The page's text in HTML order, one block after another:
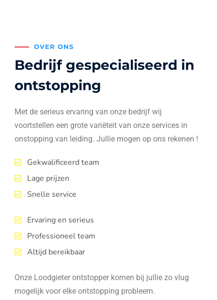
OVER ONS
Bedrijf gespecialiseerd in
ontstopping
Met de serieus ervaring van onze bedrijf wij
voortstellen een grote variëteit van onze services in
onstopping van leiding. Jullie mogen op ons rekenen !
Gekwalificeerd team
Lage prijzen
Snelle service
Ervaring en serieus
Professioneel team
Altijd bereikbaar
Onze Loodgieter ontstopper komen bij jullie zo vlug
mogelijk voor elke ontstopping probleem.